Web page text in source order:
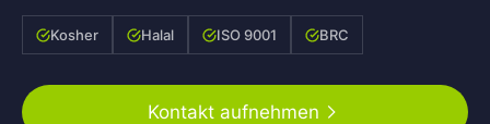
Kosher Halal ISO 9001 BRC
Kontakt aufnehmen